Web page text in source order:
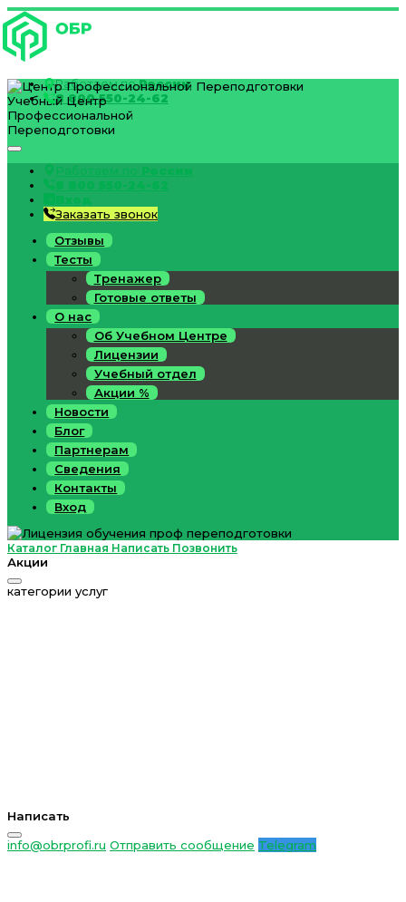
Работаем поРоссии
8 800 550-24-62
Учебный Центр
Профессиональной
Переподготовки
Работаем по России
8 800 550-24-62
Вход
Заказать звонок
Отзывы
Тесты
Тренажер
Готовые ответы
О нас
Об Учебном Центре
Лицензии
Учебный отдел
Акции %
Новости
Блог
Партнерам
Сведения
Контакты
Вход
Каталог Главная Написать Позвонить
Акции
категории услуг
Написать
info@obrprofi.ru Отправить сообщение Telegram